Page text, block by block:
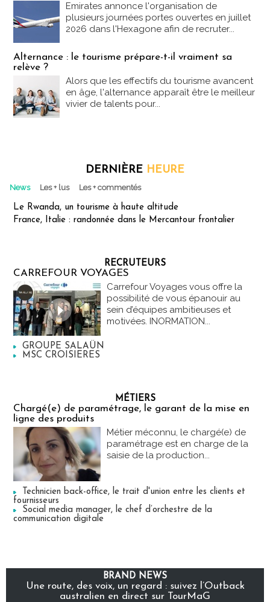
Emirates annonce l'organisation de
plusieurs journées portes ouvertes en juillet
2026 dans l'Hexagone afin de recruter...
Alternance : le tourisme prépare-t-il vraiment sa
relève ?
Alors que les effectifs du tourisme avancent
en âge, l'alternance apparaît être le meilleur
vivier de talents pour...
DERNIÈRE HEURE
News Les + lus Les + commentés
Le Rwanda, un tourisme à haute altitude
France, Italie : randonnée dans le Mercantour frontalier
RECRUTEURS
CARREFOUR VOYAGES
Carrefour Voyages vous offre la
possibilité de vous épanouir au
sein d’équipes ambitieuses et
motivées. INORMATION...
GROUPE SALAÜN
MSC CROISIERES
MÉTIERS
Chargé(e) de paramétrage, le garant de la mise en
ligne des produits
Métier méconnu, le chargé(e) de
paramétrage est en charge de la
saisie de la production...
Technicien back-office, le trait d'union entre les clients et
fournisseurs
Social media manager, le chef d’orchestre de la
communication digitale
BRAND NEWS
Une route, des voix, un regard : suivez l’Outback
australien en direct sur TourMaG